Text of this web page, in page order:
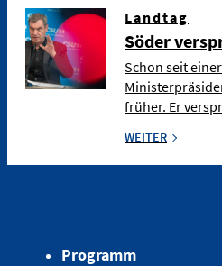
Landtag
Söder
Schon seit
früher. Er
WEITER
Programm